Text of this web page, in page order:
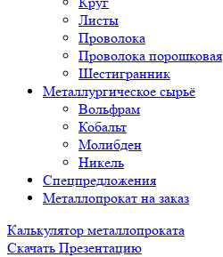
Листы
Проволока
Проволока порошковая
Шестигранник
Металлургическое сырьё
Вольфрам
Кобальт
Молибден
Никель
Спецпредложения
Металлопрокат на заказ
Калькулятор металлопроката
Скачать Презентацию